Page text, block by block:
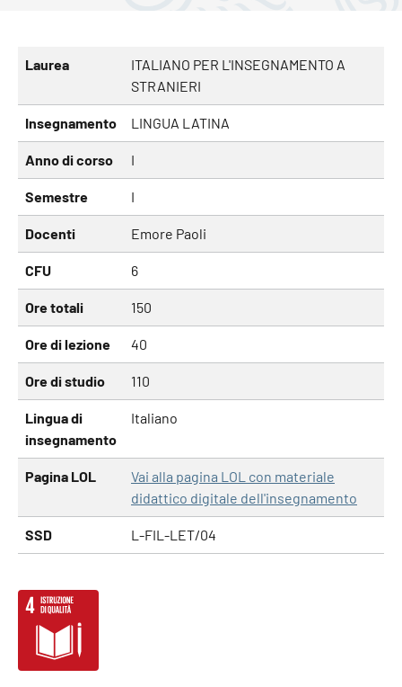
Laurea
ITALIANO PER L'INSEGNAMENTO A
STRANIERI
Insegnamento LINGUA LATINA
Anno di corso I
Semestre I
Docenti Emore Paoli
CFU 6
Ore totali 150
Ore di lezione 40
Ore di studio 110
Lingua di
insegnamento
Italiano
Pagina LOL
Vai alla pagina LOL con materiale
didattico digitale dell'insegnamento
SSD L-FIL-LET/04